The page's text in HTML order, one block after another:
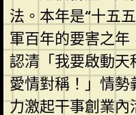
法。本年是“十五
軍百年的要害之
認清「我要啟動
愛情對稱！」情
力激起干事創業